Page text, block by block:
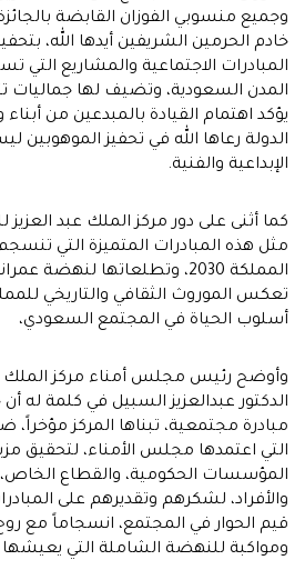
وجميع منسوبي الفوزان القابضة
خادم الحرمين الشريفين أيدها الله،
المبادرات الاجتماعية والمشاريع التي
المدن السعودية، وتضيف لها جماليات
يؤكد اهتمام القيادة بالمبدعين من
الدولة رعاها الله في تحفيز الموهوبين
الإبداعية والفنية.
كما أثنى على دور مركز الملك عبد العزيز
مثل هذه المبادرات المتميزة التي
المملكة 2030، وتطلعاتها
تعكس الموروث الثقافي والتاريخي
أسلوب الحياة في المجتمع السعودي،
وأوضح رئيس مجلس أمناء مركز الملك
الدكتور عبدالعزيز السبيل في كلمة له أن
مبادرة مجتمعية، تبناها المركز
التي اعتمدها مجلس الأمناء، لتحقيق
المؤسسات الحكومية، والقطاع الخاص،
والأفراد، لشكرهم وتقديرهم على
قيم الحوار في المجتمع، انسجاماً مع
ومواكبة للنهضة الشاملة التي